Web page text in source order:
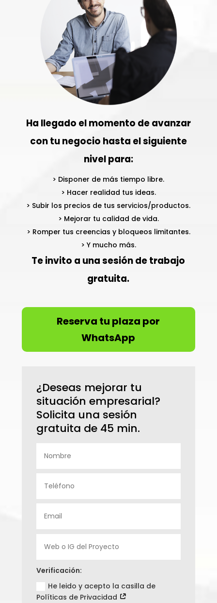
Ha llegado el momento de avanzar
con tu negocio hasta el siguiente
nivel para:
> Disponer de más tiempo libre.
> Hacer realidad tus ideas.
> Subir los precios de tus servicios/productos.
> Mejorar tu calidad de vida.
> Romper tus creencias y bloqueos limitantes.
> Y mucho más.
Te invito a una sesión de trabajo
gratuita.
Reserva tu plaza por
WhatsApp
¿Deseas mejorar tu
situación empresarial?
Solicita una sesión
gratuita de 45 min.
Verificación:
He leido y acepto la casilla de
Políticas de Privacidad